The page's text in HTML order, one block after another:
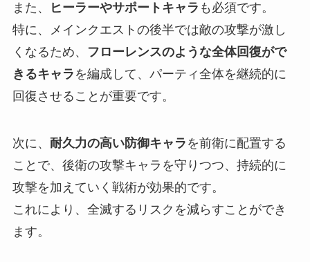
また、 ヒーラーやサポートキャラ も必須です。
特に、メインクエストの後半では敵の攻撃が激し
くなるため、
フローレンスのような全体回復がで
きるキャラ を編成して、パーティ全体を継続的に
回復させることが重要です。
次に、 耐久力の高い防御キャラ を前衛に配置する
ことで、後衛の攻撃キャラを守りつつ、持続的に
攻撃を加えていく戦術が効果的です。
これにより、全滅するリスクを減らすことができ
ます。